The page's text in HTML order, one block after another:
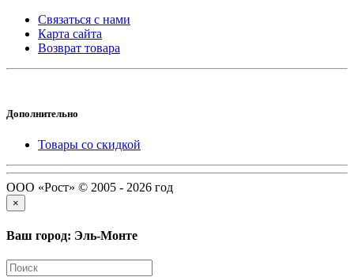
Связаться с нами
Карта сайта
Возврат товара
Дополнительно
Товары со скидкой
ООО «Рост» © 2005 - 2026 год
×
Ваш город: Эль-Монте